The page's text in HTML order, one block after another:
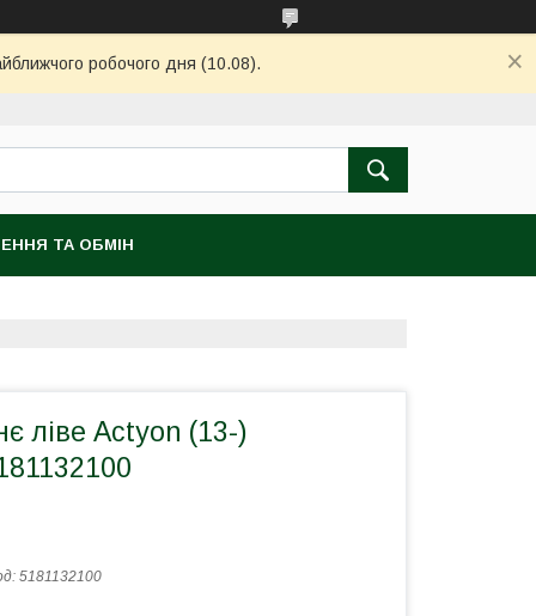
робочого дня (10.08).
ТА ОБМІН
ліве Actyon (13-)
5181132100